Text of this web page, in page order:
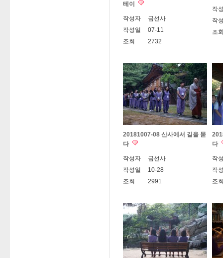
테이
작성자
금선사
작성일
07-11
조회
2732
작
작
조
20181007-08 산사에서 길을 묻
다
작성자
금선사
작성일
10-28
조회
2991
다
작
작
조